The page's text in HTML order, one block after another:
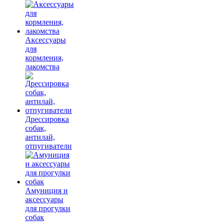
Аксессуары
для
кормления,
лакомства
Дрессировка
собак,
антилай,
отпугиватели
Амуниция и
аксессуары
для прогулки
собак